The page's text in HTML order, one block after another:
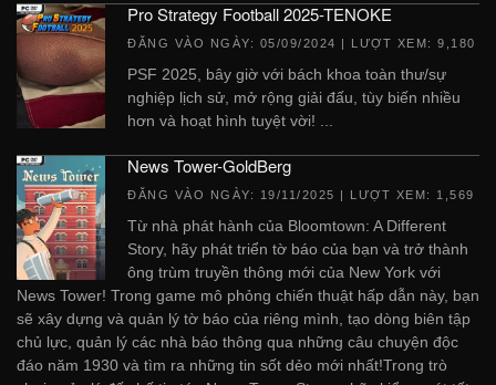
Pro Strategy Football 2025-TENOKE
ĐĂNG VÀO NGÀY: 05/09/2024 | LƯỢT XEM: 9,180
PSF 2025, bây giờ với bách khoa toàn thư/sự
nghiệp lịch sử, mở rộng giải đấu, tùy biến nhiều
hơn và hoạt hình tuyệt vời! ...
News Tower-GoldBerg
ĐĂNG VÀO NGÀY: 19/11/2025 | LƯỢT XEM: 1,569
Từ nhà phát hành của Bloomtown: A Different
Story, hãy phát triển tờ báo của bạn và trở thành
ông trùm truyền thông mới của New York với
News Tower! Trong game mô phỏng chiến thuật hấp dẫn này, bạn
sẽ xây dựng và quản lý tờ báo của riêng mình, tạo dòng biên tập
chủ lực, quản lý các nhà báo thông qua những câu chuyện độc
đáo năm 1930 và tìm ra những tin sốt dẻo mới nhất!Trong trò